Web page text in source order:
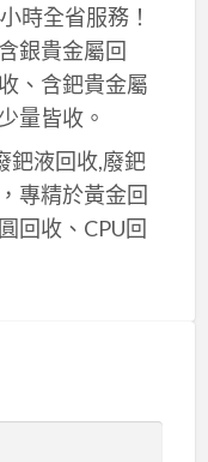
時全省服務！
銀貴金屬回
、含鈀貴金屬
量皆收。
鈀液回收,廢鈀
專精於黃金回
回收、CPU回